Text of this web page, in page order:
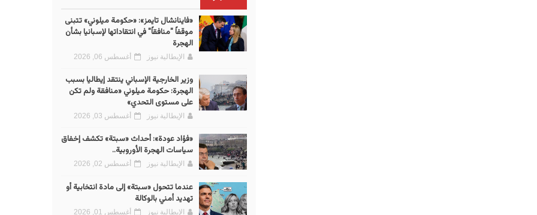
«فاينانشال تايمز»: «حكومة ميلوني» تتبنى
موقفاً "منافقاً" في انتقاداتها لإسبانيا بشأن
الهجرة
الإيطالية نيوز أغسطس 06, 2026
وزير الخارجية الإسباني ينتقد إيطاليا بسبب
الهجرة: حكومة ميلوني «منافقة ولم تكن
على مستوى التحدي»
الإيطالية نيوز أغسطس 03, 2026
«فؤاد عودة»: أحداث «سبتة» تكشف إخفاق
سياسات الهجرة الأوروبية..
الإيطالية نيوز أغسطس 02, 2026
عندما تتحول «سبتة» إلى مادة انتخابية أو
تهديد أمني بالوكالة
الإيطالية نيوز أغسطس 01, 2026